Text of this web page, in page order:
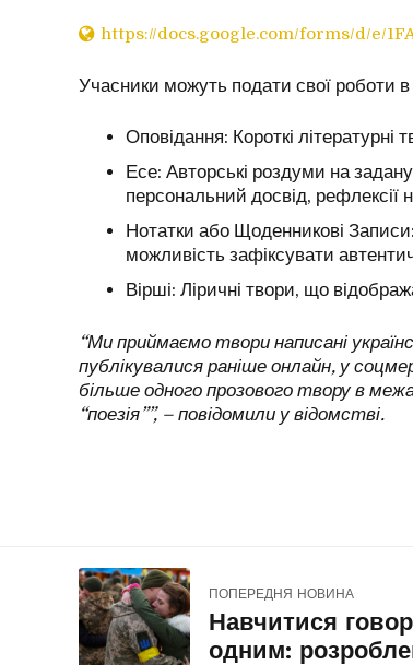
https://docs.google.com/forms/d/e/
Учасники можуть подати свої роботи в
Оповідання: Короткі
Есе: Авторські роздуми на
персональний досвід,
Нотатки або Щоденникові
можливість зафіксувати
Вірші: Ліричні твори, що
“Ми приймаємо твори написані
публікувалися раніше онлайн, у
більше одного прозового твору в
“поезія””, – повідомили у відомстві.
ПОПЕРЕДНЯ НОВИНА
Навчитися
одним: